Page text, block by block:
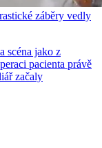
záběry vedly
scéna jako z
pacienta právě
začaly